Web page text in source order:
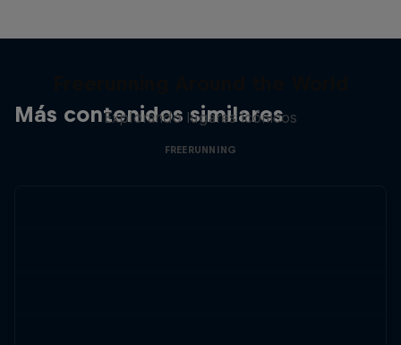
Más contenidos similares
Explorando lugares icónicos
FREERUNNING